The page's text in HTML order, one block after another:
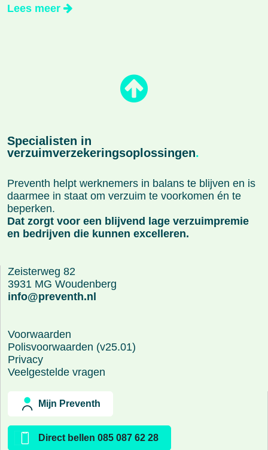
Lees meer
Specialisten in
verzuimverzekeringsoplossingen.
Preventh helpt werknemers in balans te blijven en is
daarmee in staat om verzuim te voorkomen én te
beperken.
Dat zorgt voor een blijvend lage verzuimpremie
en bedrijven die kunnen excelleren.
Zeisterweg 82
3931 MG Woudenberg
info@preventh.nl
Voorwaarden
Polisvoorwaarden (v25.01)
Privacy
Veelgestelde vragen
Mijn Preventh
Direct bellen 085 087 62 28